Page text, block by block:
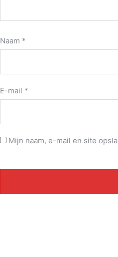
Naam *
E-mail *
Mijn naam, e-mail en site